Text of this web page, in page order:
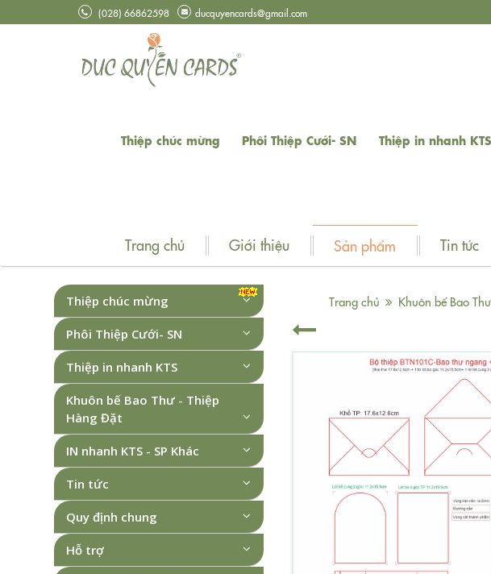
(028) 66862598 ducquyencards@gmail.com
Thiệp chúc mừng Phôi Thiệp Cưới- SN Thiệp in nhanh KTS
Trang chủ Giới thiệu Sản phẩm Tin tức
Trang chủ Khuôn bế Bao
Thiệp chúc mừng
Phôi Thiệp Cưới- SN
Thiệp in nhanh KTS
Khuôn bế Bao Thư - Thiệp
Hàng Đặt
IN nhanh KTS - SP Khác
Tin tức
Quy định chung
Hỗ trợ